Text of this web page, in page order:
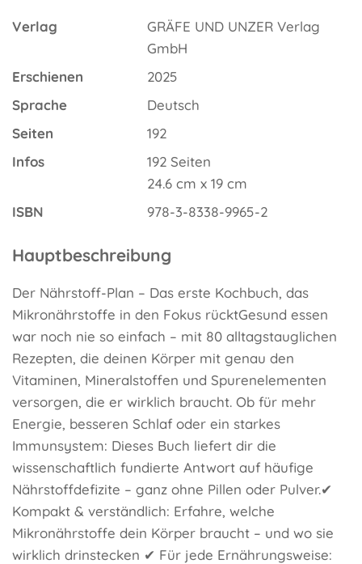
Verlag
GRÄFE UND UNZER Verlag
GmbH
Erschienen
2025
Sprache
Deutsch
Seiten
192
Infos
192 Seiten
24.6 cm x 19 cm
ISBN
978-3-8338-9965-2
Hauptbeschreibung
Der Nährstoff-Plan – Das erste Kochbuch, das
Mikronährstoffe in den Fokus rücktGesund essen
war noch nie so einfach – mit 80 alltagstauglichen
Rezepten, die deinen Körper mit genau den
Vitaminen, Mineralstoffen und Spurenelementen
versorgen, die er wirklich braucht. Ob für mehr
Energie, besseren Schlaf oder ein starkes
Immunsystem: Dieses Buch liefert dir die
wissenschaftlich fundierte Antwort auf häufige
Nährstoffdefizite – ganz ohne Pillen oder Pulver.✔
Kompakt & verständlich: Erfahre, welche
Mikronährstoffe dein Körper braucht – und wo sie
wirklich drinstecken ✔ Für jede Ernährungsweise: